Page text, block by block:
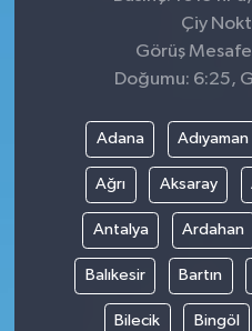
Çiy
Görüş
Doğumu: 6:25,
Adana Adıyaman
Ağrı Aksaray
Antalya Ardahan
Balıkesir Bartın
Bilecik Bingöl